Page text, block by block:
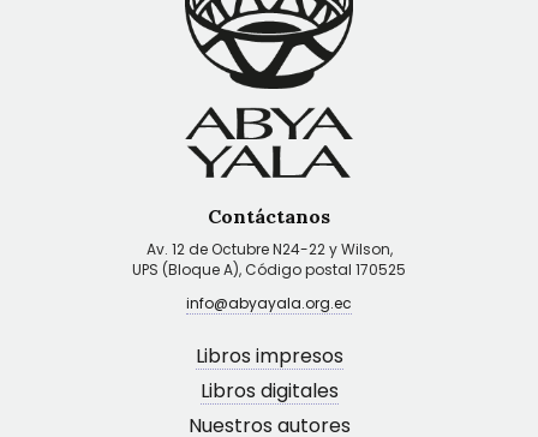
Contáctanos
Av. 12 de Octubre N24-22 y Wilson,
UPS (Bloque A), Código postal 170525
info@abyayala.org.ec
Libros impresos
Libros digitales
Nuestros autores